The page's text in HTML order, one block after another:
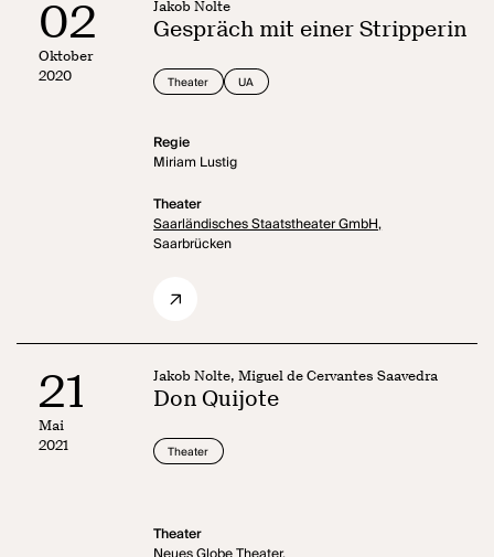
02
Oktober
2020
Jakob Nolte
Gespräch mit einer Stripperin
Theater UA
Regie
Miriam Lustig
Theater
Saarländisches Staatstheater GmbH,
Saarbrücken
21
Mai
2021
Jakob Nolte, Miguel de Cervantes Saavedra
Don Quijote
Theater
Theater